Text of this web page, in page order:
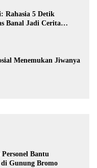
Rahasia 5 Detik
Banal Jadi Cerita
Menemukan Jiwanya
Bantu
Gunung Bromo